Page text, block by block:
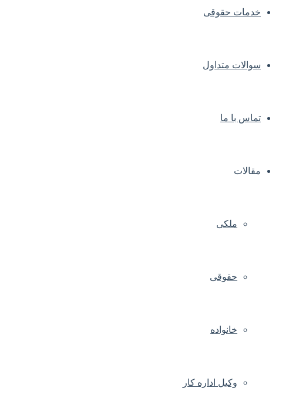
خدمات حقوقی
سوالات متداول
تماس با ما
مقالات
ملکی
حقوقی
خانواده
وکیل اداره کار